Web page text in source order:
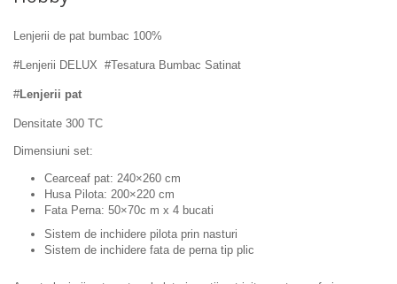
Lenjerii de pat bumbac 100%
#Lenjerii DELUX #Tesatura Bumbac Satinat
#Lenjerii pat
Densitate 300 TC
Dimensiuni set:
Cearceaf pat: 240×260 cm
Husa Pilota: 200×220 cm
Fata Perna: 50×70c m x 4 bucati
Sistem de inchidere pilota prin nasturi
Sistem de inchidere fata de perna tip plic